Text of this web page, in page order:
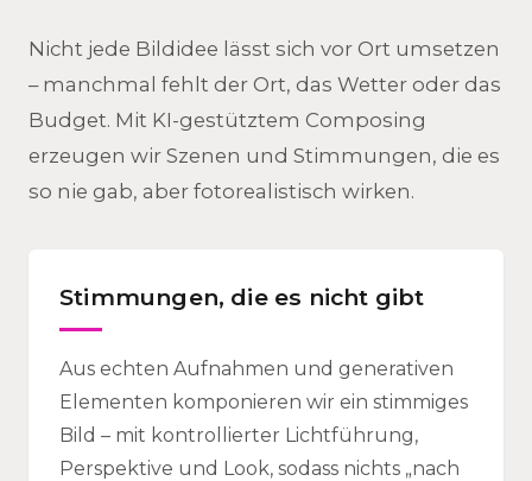
Nicht jede Bildidee lässt sich vor Ort umsetzen
– manchmal fehlt der Ort, das Wetter oder das
Budget. Mit KI-gestütztem Composing
erzeugen wir Szenen und Stimmungen, die es
so nie gab, aber fotorealistisch wirken.
Stimmungen, die es nicht gibt
Aus echten Aufnahmen und generativen
Elementen komponieren wir ein stimmiges
Bild – mit kontrollierter Lichtführung,
Perspektive und Look, sodass nichts „nach